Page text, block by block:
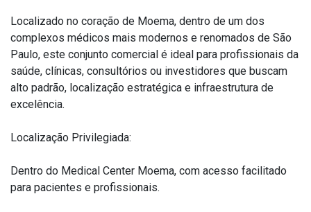
Localizado no coração de Moema, dentro de um dos
complexos médicos mais modernos e renomados de São
Paulo, este conjunto comercial é ideal para profissionais da
saúde, clínicas, consultórios ou investidores que buscam
alto padrão, localização estratégica e infraestrutura de
excelência.
Localização Privilegiada:
Dentro do Medical Center Moema, com acesso facilitado
para pacientes e profissionais.